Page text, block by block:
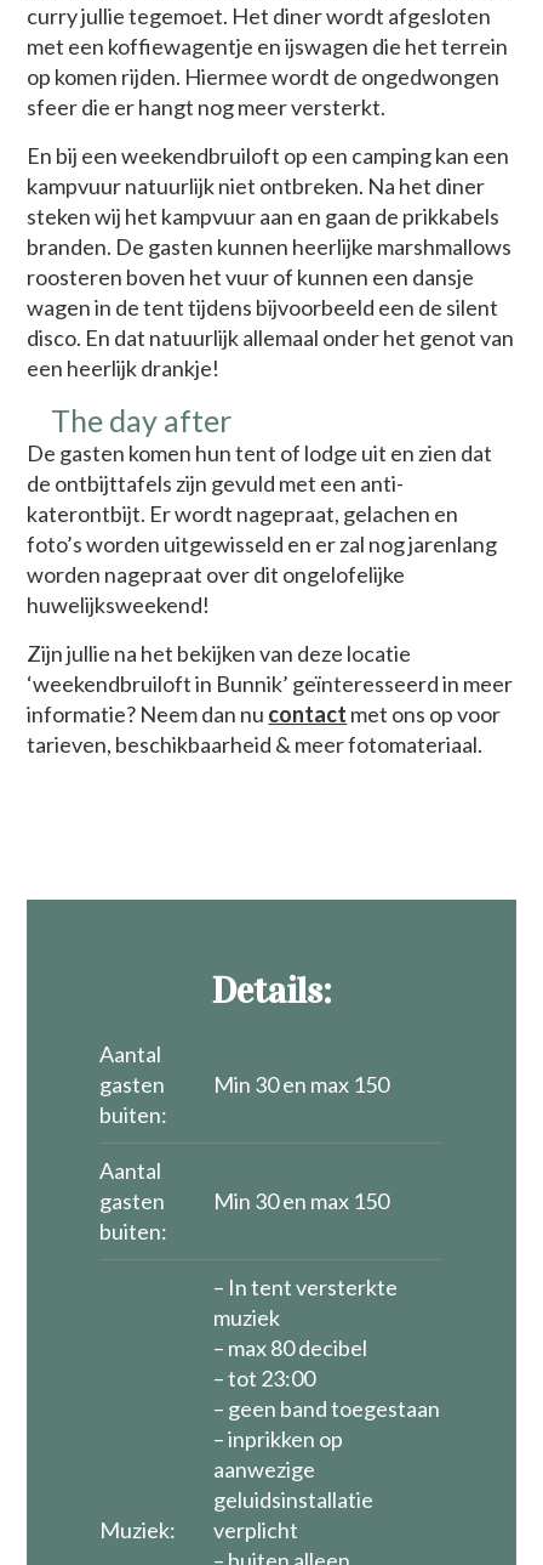
curry jullie tegemoet. Het diner wordt afgesloten
met een koffiewagentje en ijswagen die het terrein
op komen rijden. Hiermee wordt de ongedwongen
sfeer die er hangt nog meer versterkt.
En bij een weekendbruiloft op een camping kan een
kampvuur natuurlijk niet ontbreken. Na het diner
steken wij het kampvuur aan en gaan de prikkabels
branden. De gasten kunnen heerlijke marshmallows
roosteren boven het vuur of kunnen een dansje
wagen in de tent tijdens bijvoorbeeld een de silent
disco. En dat natuurlijk allemaal onder het genot van
een heerlijk drankje!
The day after
De gasten komen hun tent of lodge uit en zien dat
de ontbijttafels zijn gevuld met een anti-
katerontbijt. Er wordt nagepraat, gelachen en
foto’s worden uitgewisseld en er zal nog jarenlang
worden nagepraat over dit ongelofelijke
huwelijksweekend!
Zijn jullie na het bekijken van deze locatie
‘weekendbruiloft in Bunnik’ geïnteresseerd in meer
informatie? Neem dan nu contact met ons op voor
tarieven, beschikbaarheid & meer fotomateriaal.
Details:
Aantal
gasten
buiten:
Min 30 en max 150
Aantal
gasten
buiten:
Min 30 en max 150
Muziek:
– In tent versterkte
muziek
– max 80 decibel
– tot 23:00
– geen band toegestaan
– inprikken op
aanwezige
geluidsinstallatie
verplicht
– buiten alleen